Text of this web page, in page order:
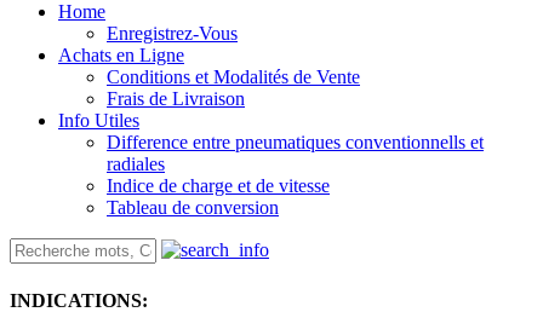
Home
Enregistrez-Vous
Achats en Ligne
Conditions et Modalités de Vente
Frais de Livraison
Info Utiles
Difference entre pneumatiques conventionnells et
radiales
Indice de charge et de vitesse
Tableau de conversion
INDICATIONS: